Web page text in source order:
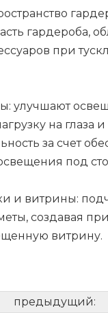
гардероба,
при
улучшают
на глаза
за счет
под
и витрины:
создавая
витрину.
предыдущий: